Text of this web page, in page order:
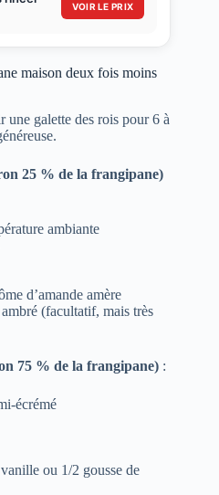
VOIR LE PRIX
maison deux fois moins
une galette des rois pour 6 à
25 % de la frangipane)
ambiante
d’amande amère
(facultatif, mais très
75 % de la frangipane) :
écrémé
ou 1/2 gousse de